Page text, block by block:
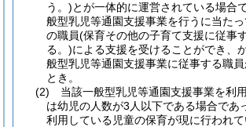
う。)とが一体的に運営されている場合
般型乳児等通園支援事業を行うに当た
の職員(保育その他の子育て支援に従事
る。)による支援を受けることができ、
般型乳児等通園支援事業に従事する職
とき。
(2)
当該一般型乳児等通園支援事業を利
は幼児の人数が3人以下である場合であ
利用している児童の保育が現に行われ